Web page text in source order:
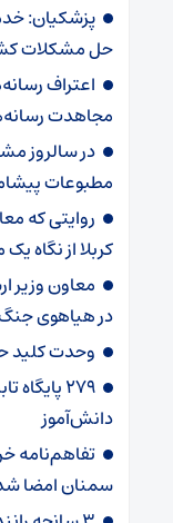
پزشکیان:
حل مشکلات
اعتراف
مجاهدت
در سالروز
مطبوعات
روایتی که
کربلا از نگاه
معاون وزیر
در هیاهوی
وحدت کلید
دانش‌آموز
سمنان امضا